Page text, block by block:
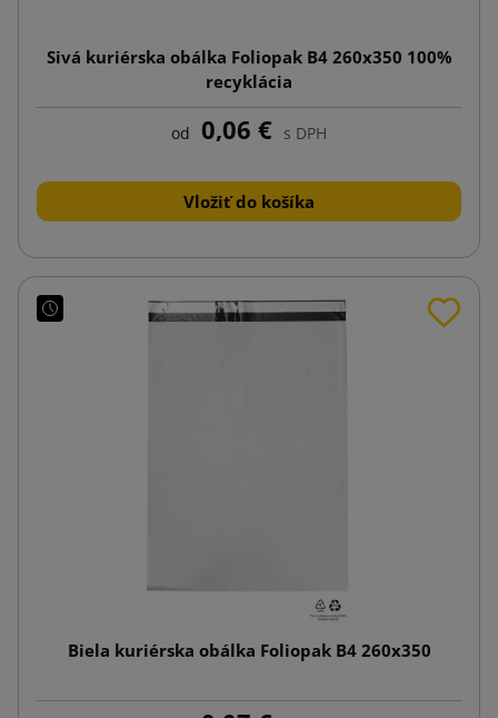
Sivá kuriérska obálka Foliopak B4 260x350 100%
recyklácia
od 0,06 € s DPH
Vložiť do košíka
Biela kuriérska obálka Foliopak B4 260x350